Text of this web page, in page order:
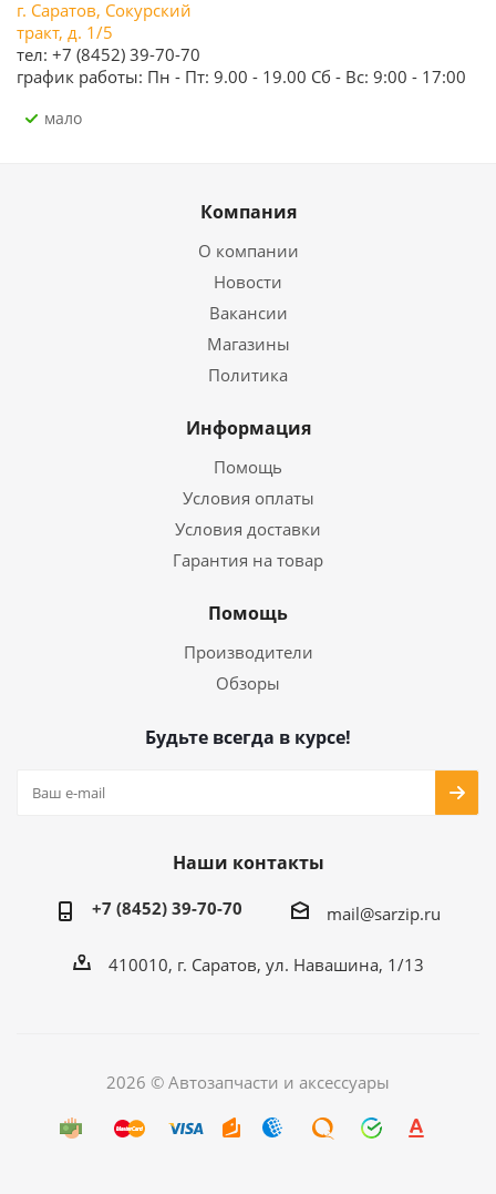
г. Саратов, Сокурский
тракт, д. 1/5
тел: +7 (8452) 39-70-70
график работы: Пн - Пт: 9.00 - 19.00 Сб - Вс: 9:00 - 17:00
Мало
Компания
О компании
Новости
Вакансии
Магазины
Политика
Информация
Помощь
Условия оплаты
Условия доставки
Гарантия на товар
Помощь
Производители
Обзоры
Будьте всегда в курсе!
Наши контакты
+7 (8452) 39-70-70 mail@sarzip.ru
410010, г. Саратов, ул. Навашина, 1/13
2026 © Автозапчасти и аксессуары